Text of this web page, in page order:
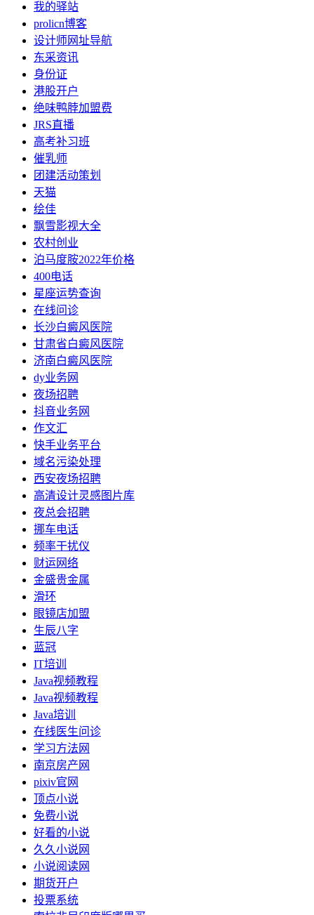
我的驿站
prolicn博客
设计师网址导航
东采资讯
身份证
港股开户
绝味鸭脖加盟费
JRS直播
高考补习班
催乳师
团建活动策划
天猫
绘佳
飘雪影视大全
农村创业
泊马度胺2022年价格
400电话
星座运势查询
在线问诊
长沙白癜风医院
甘肃省白癜风医院
济南白癜风医院
dy业务网
夜场招聘
抖音业务网
作文汇
快手业务平台
域名污染处理
西安夜场招聘
高清设计灵感图片库
夜总会招聘
挪车电话
频率干扰仪
财运网络
金盛贵金属
滑环
眼镜店加盟
生辰八字
蓝冠
IT培训
Java视频教程
Java视频教程
Java培训
在线医生问诊
学习方法网
南京房产网
pixiv官网
顶点小说
免费小说
好看的小说
久久小说网
小说阅读网
期货开户
投票系统